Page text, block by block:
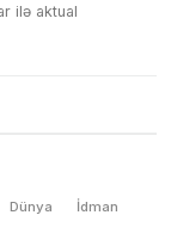
ilə aktual
Dünya İdman